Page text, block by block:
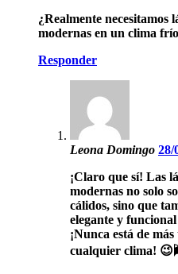
¿Realmente necesitamos
modernas en un clima
Responder
Leona Domingo 28/
¡Claro que sí! Las
modernas no solo
cálidos, sino que
elegante y
¡Nunca está de
cualquier clima!